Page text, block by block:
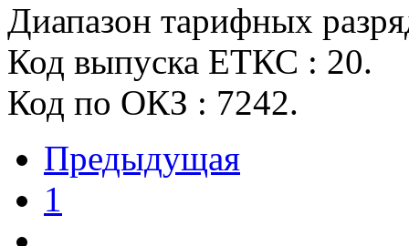
Диапазон тарифных
Код выпуска ЕТКС : 20.
Код по ОКЗ : 7242.
Предыдущая
1